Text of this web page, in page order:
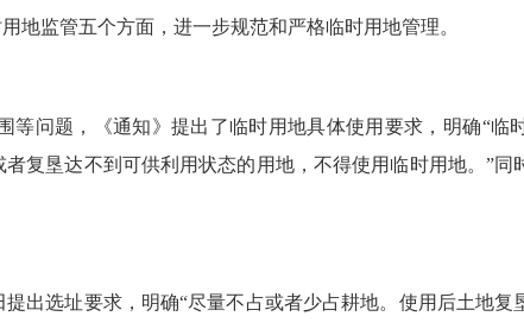
地监管五个方面，进一步规范和严格临时用地管理。
题，《通知》提出了临时用地具体使用要求，明确“临
复垦达不到可供利用状态的用地，不得使用临时用地。”同
选址要求，明确“尽量不占或者少占耕地。使用后土地复